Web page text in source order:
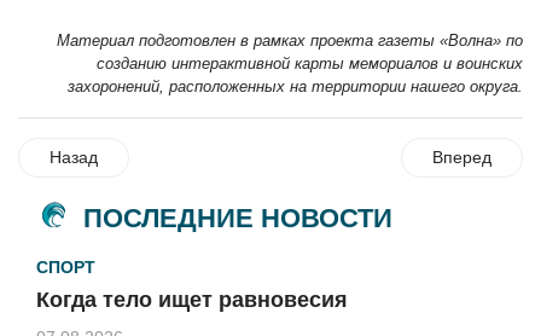
Материал подготовлен в рамках проекта газеты «Волна» по
созданию интерактивной карты мемориалов и воинских
захоронений, расположенных на территории нашего округа.
Назад Вперед
ПОСЛЕДНИЕ НОВОСТИ
СПОРТ
Когда тело ищет равновесия